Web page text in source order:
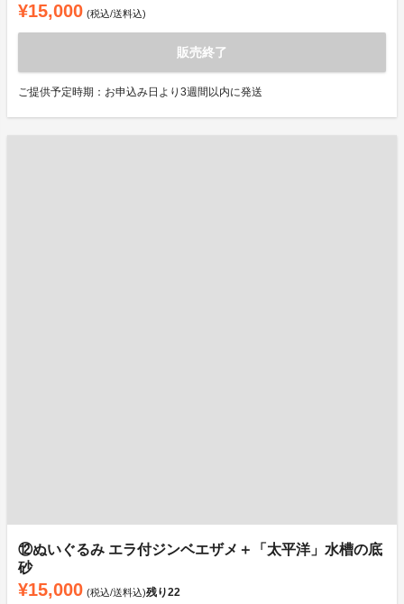
¥15,000 (税込/送料込)
販売終了
ご提供予定時期：お申込み日より3週間以内に発送
⑫ぬいぐるみ エラ付ジンベエザメ＋「太平洋」水槽の底
砂
¥15,000 (税込/送料込)残り22